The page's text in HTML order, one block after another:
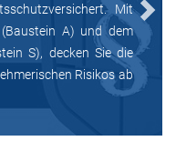
Mit
A) und dem
S), decken Sie die
Risikos ab
Next